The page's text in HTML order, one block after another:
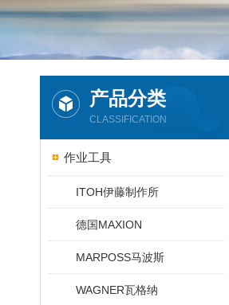
产品分类
CLASSIFICATION
作业工具
ITOH伊藤制作所
德国MAXION
MARPOSS马波斯
WAGNER瓦格纳